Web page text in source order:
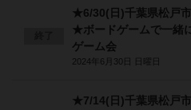
★6/30(日)千葉県松戸
★ボードゲームで一緒
ゲーム会
2024年6月30日 日曜日
★7/14(日)千葉県松戸